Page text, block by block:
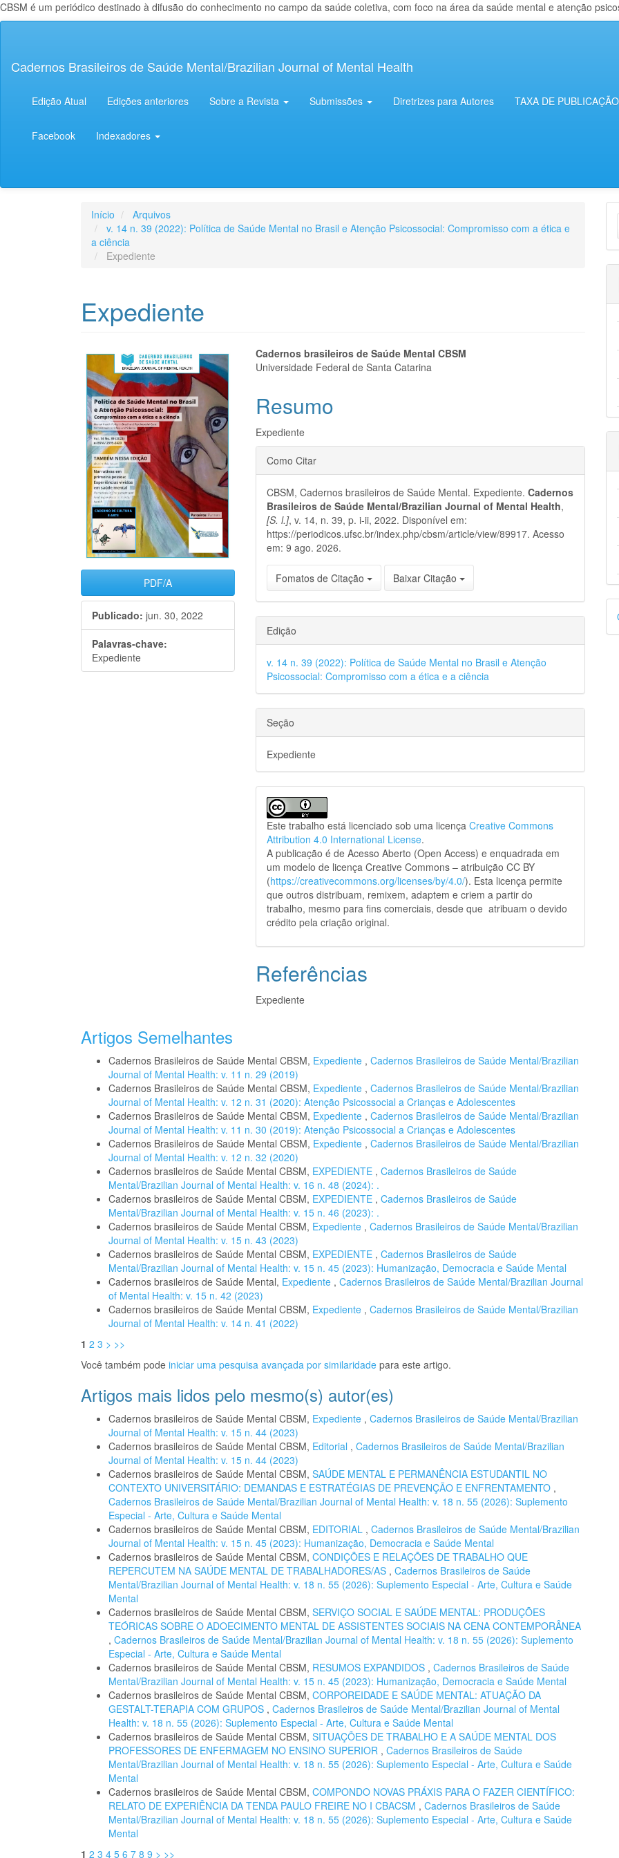
CBSM é um periódico destinado à difusão do conhecimento no campo da saúde coletiva, com foco na área da saúde mental e atenção
principal
Lateral
Cadernos Brasileiros de Saúde Mental/Brazilian Journal of Mental Health
Edição Atual Edições anteriores Sobre a Revista Submissões Diretrizes para Autores TAXA DE PUBLICAÇÃO
Facebook Indexadores
Início
Arquivos
v. 14 n. 39 (2022): Política de Saúde Mental no Brasil e Atenção Psicossocial: Compromisso com a ética e
a ciência
Expediente
Expediente
Barra
lateral
de
artigos
PDF/A
Publicado: jun. 30, 2022
Palavras-chave:
Expediente
Conteúdo
artigo
principal
Cadernos brasileiros de Saúde Mental CBSM
Universidade Federal de Santa Catarina
Resumo
Expediente
Detalhes
do
artigo
Como Citar
CBSM, Cadernos brasileiros de Saúde Mental. Expediente.Cadernos
Brasileiros de Saúde Mental/Brazilian Journal of Mental Health,
[S. l.], v. 14, n. 39, p. i-ii, 2022. Disponível em:
https://periodicos.ufsc.br/index.php/cbsm/article/view/89917. Acesso
em: 9 ago. 2026.
Fomatos de Citação Baixar Citação
Edição
v. 14 n. 39 (2022): Política de Saúde Mental no Brasil e Atenção
Psicossocial: Compromisso com a ética e a ciência
Seção
Expediente
Este trabalho está licenciado sob uma licençaCreative Commons
Attribution 4.0 International License.
A publicação é de Acesso Aberto (Open Access) e enquadrada em
um modelo de licença Creative Commons – atribuição CC BY
(https://creativecommons.org/licenses/by/4.0/). Esta licença permite
que outros distribuam, remixem, adaptem e criem a partir do
trabalho, mesmo para fins comerciais, desde que atribuam o devido
crédito pela criação original.
Referências
Expediente
Artigos Semelhantes
Cadernos Brasileiros de Saúde Mental CBSM, Expediente , Cadernos Brasileiros de Saúde Mental/Brazilian
Journal of Mental Health: v. 11 n. 29 (2019)
Cadernos Brasileiros de Saúde Mental CBSM, Expediente , Cadernos Brasileiros de Saúde Mental/Brazilian
Journal of Mental Health: v. 12 n. 31 (2020): Atenção Psicossocial a Crianças e Adolescentes
Cadernos Brasileiros de Saúde Mental CBSM, Expediente , Cadernos Brasileiros de Saúde Mental/Brazilian
Journal of Mental Health: v. 11 n. 30 (2019): Atenção Psicossocial a Crianças e Adolescentes
Cadernos Brasileiros de Saúde Mental CBSM, Expediente , Cadernos Brasileiros de Saúde Mental/Brazilian
Journal of Mental Health: v. 12 n. 32 (2020)
Cadernos brasileiros de Saúde Mental CBSM, EXPEDIENTE , Cadernos Brasileiros de Saúde
Mental/Brazilian Journal of Mental Health: v. 16 n. 48 (2024): .
Cadernos brasileiros de Saúde Mental CBSM, EXPEDIENTE , Cadernos Brasileiros de Saúde
Mental/Brazilian Journal of Mental Health: v. 15 n. 46 (2023): .
Cadernos brasileiros de Saúde Mental CBSM, Expediente , Cadernos Brasileiros de Saúde Mental/Brazilian
Journal of Mental Health: v. 15 n. 43 (2023)
Cadernos brasileiros de Saúde Mental CBSM, EXPEDIENTE , Cadernos Brasileiros de Saúde
Mental/Brazilian Journal of Mental Health: v. 15 n. 45 (2023): Humanização, Democracia e Saúde Mental
Cadernos brasileiros de Saúde Mental, Expediente , Cadernos Brasileiros de Saúde Mental/Brazilian Journal
of Mental Health: v. 15 n. 42 (2023)
Cadernos brasileiros de Saúde Mental CBSM, Expediente , Cadernos Brasileiros de Saúde Mental/Brazilian
Journal of Mental Health: v. 14 n. 41 (2022)
1 2 3 > >>
Você também pode iniciar uma pesquisa avançada por similaridade para este artigo.
Artigos mais lidos pelo mesmo(s) autor(es)
Cadernos brasileiros de Saúde Mental CBSM, Expediente , Cadernos Brasileiros de Saúde Mental/Brazilian
Journal of Mental Health: v. 15 n. 44 (2023)
Cadernos brasileiros de Saúde Mental CBSM, Editorial , Cadernos Brasileiros de Saúde Mental/Brazilian
Journal of Mental Health: v. 15 n. 44 (2023)
Cadernos brasileiros de Saúde Mental CBSM, SAÚDE MENTAL E PERMANÊNCIA ESTUDANTIL NO
CONTEXTO UNIVERSITÁRIO: DEMANDAS E ESTRATÉGIAS DE PREVENÇÃO E ENFRENTAMENTO ,
Cadernos Brasileiros de Saúde Mental/Brazilian Journal of Mental Health: v. 18 n. 55 (2026): Suplemento
Especial - Arte, Cultura e Saúde Mental
Cadernos brasileiros de Saúde Mental CBSM, EDITORIAL , Cadernos Brasileiros de Saúde Mental/Brazilian
Journal of Mental Health: v. 15 n. 45 (2023): Humanização, Democracia e Saúde Mental
Cadernos brasileiros de Saúde Mental CBSM, CONDIÇÕES E RELAÇÕES DE TRABALHO QUE
REPERCUTEM NA SAÚDE MENTAL DE TRABALHADORES/AS , Cadernos Brasileiros de Saúde
Mental/Brazilian Journal of Mental Health: v. 18 n. 55 (2026): Suplemento Especial - Arte, Cultura e Saúde
Mental
Cadernos brasileiros de Saúde Mental CBSM, SERVIÇO SOCIAL E SAÚDE MENTAL: PRODUÇÕES
TEÓRICAS SOBRE O ADOECIMENTO MENTAL DE ASSISTENTES SOCIAIS NA CENA CONTEMPORÂNEA
, Cadernos Brasileiros de Saúde Mental/Brazilian Journal of Mental Health: v. 18 n. 55 (2026): Suplemento
Especial - Arte, Cultura e Saúde Mental
Cadernos brasileiros de Saúde Mental CBSM, RESUMOS EXPANDIDOS , Cadernos Brasileiros de Saúde
Mental/Brazilian Journal of Mental Health: v. 15 n. 45 (2023): Humanização, Democracia e Saúde Mental
Cadernos brasileiros de Saúde Mental CBSM, CORPOREIDADE E SAÚDE MENTAL: ATUAÇÃO DA
GESTALT-TERAPIA COM GRUPOS , Cadernos Brasileiros de Saúde Mental/Brazilian Journal of Mental
Health: v. 18 n. 55 (2026): Suplemento Especial - Arte, Cultura e Saúde Mental
Cadernos brasileiros de Saúde Mental CBSM, SITUAÇÕES DE TRABALHO E A SAÚDE MENTAL DOS
PROFESSORES DE ENFERMAGEM NO ENSINO SUPERIOR , Cadernos Brasileiros de Saúde
Mental/Brazilian Journal of Mental Health: v. 18 n. 55 (2026): Suplemento Especial - Arte, Cultura e Saúde
Mental
Cadernos brasileiros de Saúde Mental CBSM, COMPONDO NOVAS PRÁXIS PARA O FAZER CIENTÍFICO:
RELATO DE EXPERIÊNCIA DA TENDA PAULO FREIRE NO I CBACSM , Cadernos Brasileiros de Saúde
Mental/Brazilian Journal of Mental Health: v. 18 n. 55 (2026): Suplemento Especial - Arte, Cultura e Saúde
Mental
1 2 3 4 5 6 7 8 9 > >>